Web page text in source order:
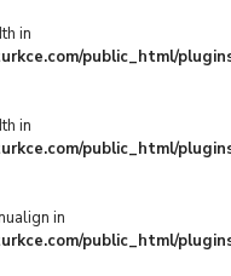
in
public_html/
in
public_html/
in
public_html/